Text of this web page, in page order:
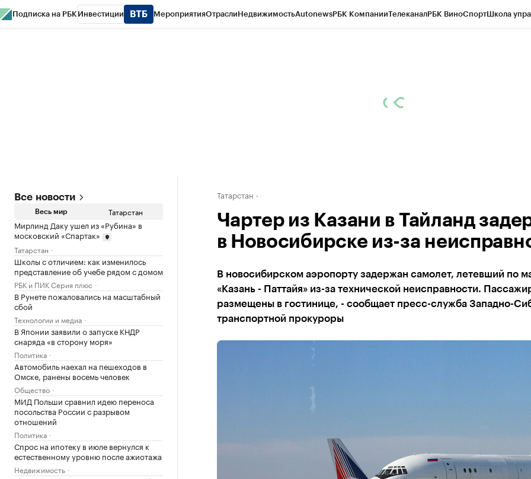
Подписка на РБК Инвестиции МероприятияОтраслиНедвижимостьAutonewsРБК КомпанииТелеканалРБК ВиноСпортШкола
Все новости
Весь мир Татарстан
Мирлинд Даку ушел из «Рубина» в
московский «Спартак»
Татарстан
Школы с отличием: как изменилось
представление об учебе рядом с домом
РБК и ПИК Серия плюс
В Рунете пожаловались на масштабный
сбой
Технологии и медиа
В Японии заявили о запуске КНДР
снаряда «в сторону моря»
Политика
Автомобиль наехал на пешеходов в
Омске, ранены восемь человек
Общество
МИД Польши сравнил идею переноса
посольства России с разрывом
отношений
Политика
Спрос на ипотеку в июле вернулся к
естественному уровню после ажиотажа
Недвижимость
Татарстан
Чартер из Казани в Тайланд
в Новосибирске из-за
В новосибирском аэропорту задержан самолет, летевший по
«Казань - Паттайя» из-за технической неисправности.
размещены в гостинице, - сообщает пресс-служба Западно-
транспортной прокуроры